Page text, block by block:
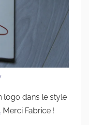
logo dans le style
Merci Fabrice !